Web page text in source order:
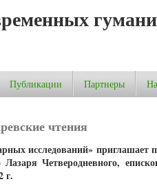
Публикации Партнеры
чтения
исследований» приглашает
Четверодневного,
г.